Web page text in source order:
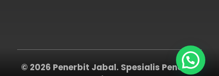
© 2026 Penerbit Jabal. Spesialis Penerbit